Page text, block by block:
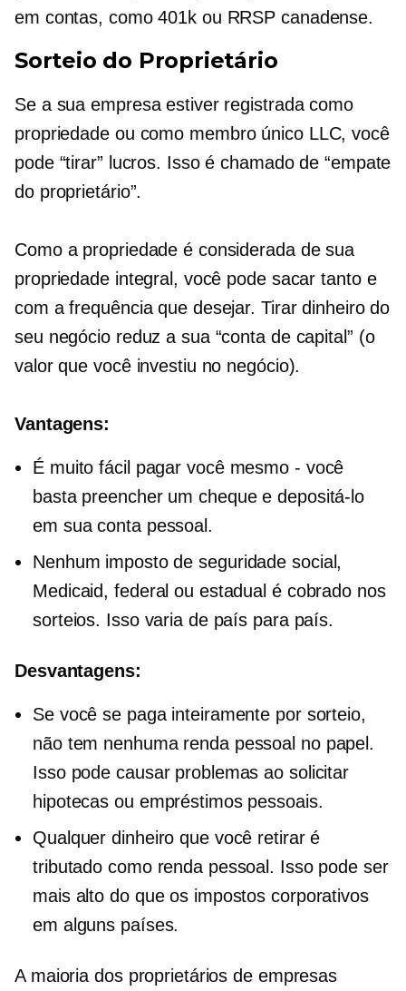
em contas, como 401k ou RRSP canadense.
Sorteio do Proprietário
Se a sua empresa estiver registrada como
propriedade ou como membro únicoLLC, você
pode “tirar” lucros. Isso é chamado de “empate
do proprietário”.
Como a propriedade é considerada de sua
propriedade integral, você pode sacar tanto e
com a frequência que desejar. Tirar dinheiro do
seu negócio reduz a sua “conta de capital” (o
valor que você investiu no negócio).
Vantagens:
É muito fácil pagar você mesmo - você
basta preencher um cheque e depositá-lo
em sua conta pessoal.
Nenhum imposto de seguridade social,
Medicaid, federal ou estadual é cobrado nos
sorteios. Isso varia de país para país.
Desvantagens:
Se você se paga inteiramente por sorteio,
não tem nenhuma renda pessoal no papel.
Isso pode causar problemas ao solicitar
hipotecas ou empréstimos pessoais.
Qualquer dinheiro que você retirar é
tributado como renda pessoal. Isso pode ser
mais alto do que os impostos corporativos
em alguns países.
A maioria dos proprietários de empresas